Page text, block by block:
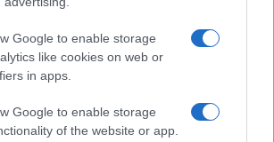
Google to enable storage
like cookies on web or
in apps.
Google to enable storage
of the website or app.